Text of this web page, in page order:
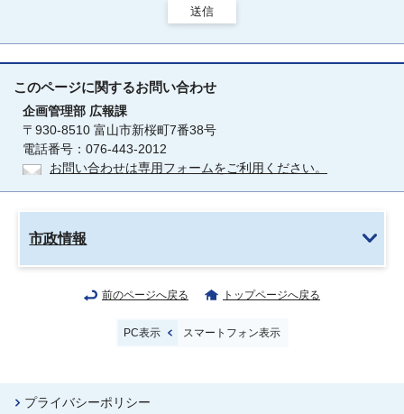
送信
このページに関するお問い合わせ
企画管理部 広報課
〒930-8510 富山市新桜町7番38号
電話番号：076-443-2012
お問い合わせは専用フォームをご利用ください。
市政情報
前のページへ戻る トップページへ戻る
PC表示 スマートフォン表示
プライバシーポリシー